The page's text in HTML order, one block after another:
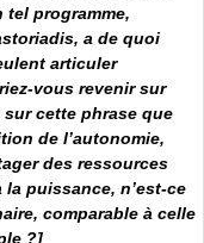
tel programme,
a de quoi
articuler
vous revenir sur
cette phrase que
de l’autonomie,
des ressources
puissance, n’est-ce
comparable à celle
?]